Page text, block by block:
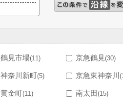
鶴見市場(11) 京急鶴見(30)
神奈川新町(5) 京急東神奈川
黄金町(11) 南太田(15)